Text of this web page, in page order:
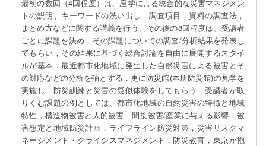
最初の数回（4回程度）は、座学による総合的な災害マネジメン
トの説明、キーワードの洗い出し，調査項目，資料の調査法，
まとめ方などに関する講義を行う。その後の8回程度は、受講者
ごとに課題を決め，その課題についての調査/分析結果を発表し
てもらい，その結果に基づく総合討論を自由に展開するスタイ
ルが基本．最近都市化地域に発生した自然災害による被害とそ
の対応などの分析を軸とする．更に防災館(本所防災館)の見学を
実施し，防災訓練と災害の疑似体験をしてもらう．受講者が取
りくむ課題の例としては、都市化地域の自然災害の特徴と地域
特性，構造物被害と人的被害，間接被害/産業に与える影響，被
害想定と地域防災計画，ライフライン防災対策，災害リスクマ
ネージメント・クライシスマネジメント，防災教育，東京が抱